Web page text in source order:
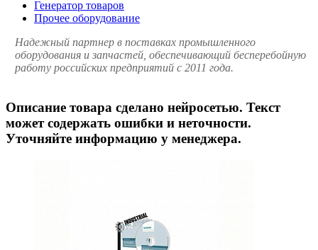
Генератор товаров
Прочее оборудование
Надежный партнер в поставках промышленного
оборудования и запчастей, обеспечивающий бесперебойную
работу российских предприятий с 2011 года.
Описание товара сделано нейросетью. Текст
может содержать ошибки и неточности.
Уточняйте информацию у менеджера.